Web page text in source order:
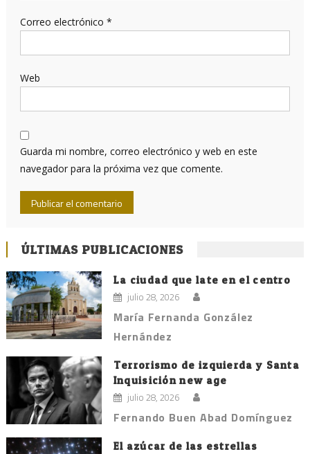
Correo electrónico *
Web
Guarda mi nombre, correo electrónico y web en este
navegador para la próxima vez que comente.
ÚLTIMAS PUBLICACIONES
La ciudad que late en el centro
julio 28, 2026
María Fernanda González
Hernández
Terrorismo de izquierda y Santa
Inquisición new age
julio 28, 2026
Fernando Buen Abad Domínguez
El azúcar de las estrellas